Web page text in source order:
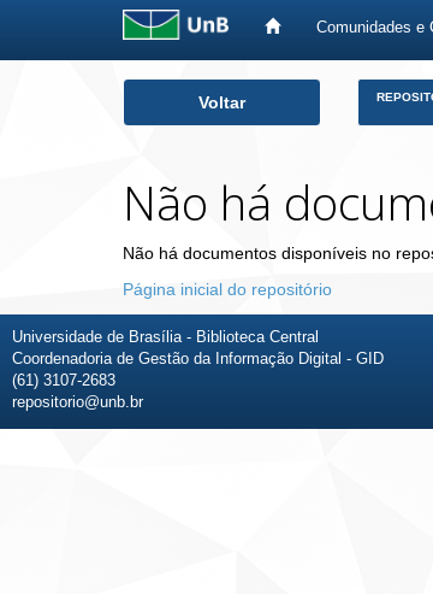
Comunidades e
Voltar
Não há
Não há documentos disponíveis no
Página inicial do repositório
Universidade de Brasília - Biblioteca Central
Coordenadoria de Gestão da Informação Digital - GID
(61) 3107-2683
repositorio@unb.br